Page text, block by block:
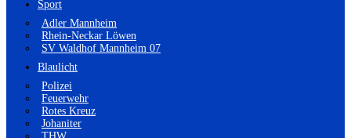
Sport
Adler Mannheim
Rhein-Neckar Löwen
SV Waldhof Mannheim 07
Blaulicht
Polizei
Feuerwehr
Rotes Kreuz
Johaniter